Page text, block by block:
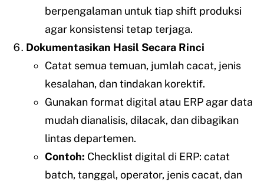
berpengalaman untuk tiap shift produksi
agar konsistensi tetap terjaga.
Dokumentasikan Hasil Secara Rinci
Catat semua temuan, jumlah cacat, jenis
kesalahan, dan tindakan korektif.
Gunakan format digital atau ERP agar data
mudah dianalisis, dilacak, dan dibagikan
lintas departemen.
Contoh: Checklist digital di ERP: catat
batch, tanggal, operator, jenis cacat, dan